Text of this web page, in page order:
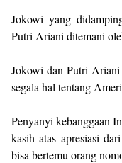
Jokowi yang
Putri Ariani ditemani
Jokowi dan Putri Ariani
segala hal tentang
Penyanyi kebanggaan
kasih atas apresiasi
bisa bertemu orang